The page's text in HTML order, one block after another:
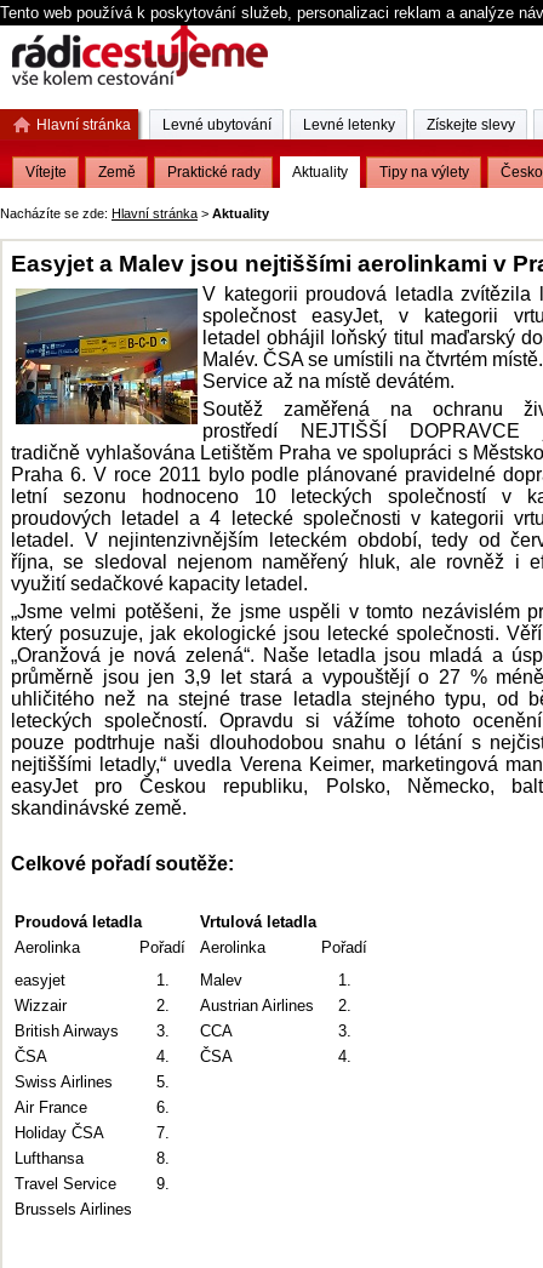
Tento web používá k poskytování služeb, personalizaci reklam a analýze
Nacházíte se zde: Hlavní stránka > Aktuality
Easyjet a Malev jsou nejtiššími aerolinkami v
V kategorii proudová letadla zvítězila
společnost easyJet, v kategorii
letadel obhájil loňský titul maďarský
Malév. ČSA se umístili na čtvrtém
Service až na místě devátém.
Soutěž zaměřená na ochranu
prostředí NEJTIŠŠÍ
tradičně vyhlašována Letištěm Praha ve spolupráci s
Praha 6. V roce 2011 bylo podle plánované pravidelné
letní sezonu hodnoceno 10 leteckých společností v
proudových letadel a 4 letecké společnosti v kategorii
letadel. V nejintenzivnějším leteckém období, tedy od
října, se sledoval nejenom naměřený hluk, ale rovněž i
využití sedačkové kapacity letadel.
„Jsme velmi potěšeni, že jsme uspěli v tomto nezávislém
který posuzuje, jak ekologické jsou letecké společnosti.
„Oranžová je nová zelená“. Naše letadla jsou mladá a
průměrně jsou jen 3,9 let stará a vypouštějí o 27 %
uhličitého než na stejné trase letadla stejného typu, od
leteckých společností. Opravdu si vážíme tohoto
pouze podtrhuje naši dlouhodobou snahu o létání s
nejtiššími letadly,“ uvedla Verena Keimer, marketingová
easyJet pro Českou republiku, Polsko, Německo,
skandinávské země.
Celkové pořadí soutěže:
Proudová letadla
Vrtulová letadla
Aerolinka
Pořadí Aerolinka
Pořadí
easyjet
1. Malev
1.
Wizzair
2. Austrian Airlines
2.
British Airways
3. CCA
3.
ČSA
4. ČSA
4.
Swiss Airlines
5.
Air France
6.
Holiday ČSA
7.
Lufthansa
8.
Travel Service
9.
Brussels Airlines
Hlavní stránka
Vítejte Země Praktické rady Aktuality Tipy na výlety Česko
Levné ubytování Levné letenky Získejte slevy